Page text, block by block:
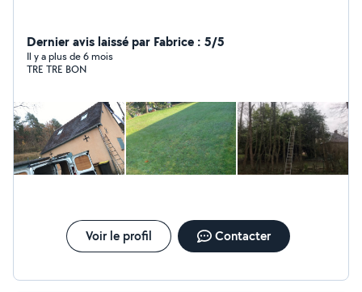
Dernier avis laissé par Fabrice : 5/5
Il y a plus de 6 mois
TRE TRE BON
Voir le profil Contacter